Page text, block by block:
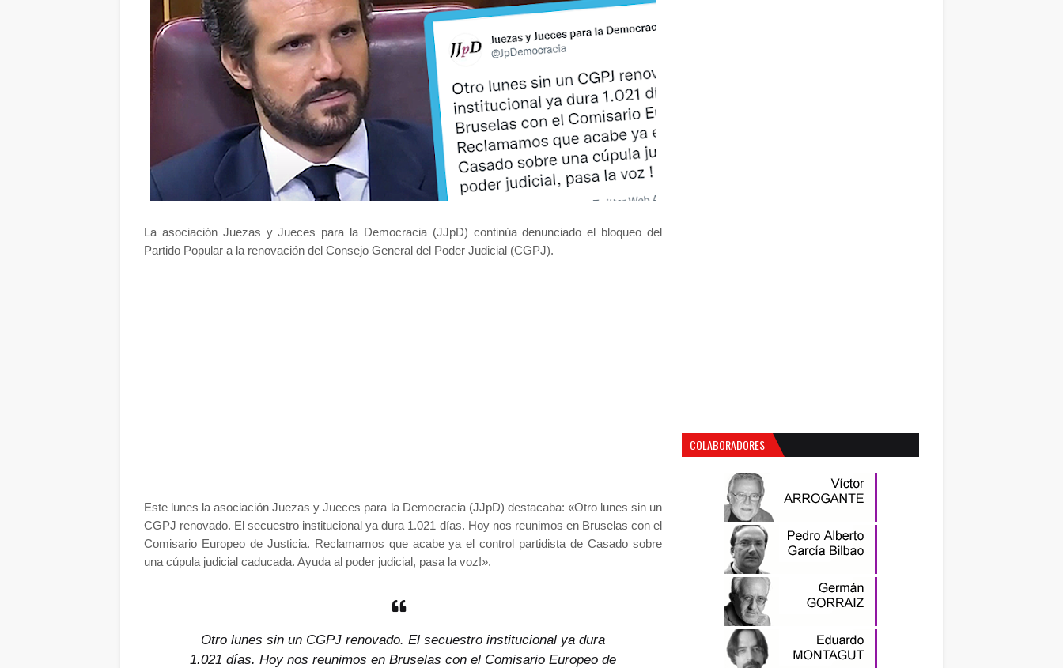
La asociación Juezas y Jueces para la Democracia (JJpD) continúa denunciado el bloqueo del
Partido Popular a la renovación del Consejo General del Poder Judicial (CGPJ).
Este lunes la asociación Juezas y Jueces para la Democracia (JJpD) destacaba: «Otro lunes sin un
CGPJ renovado. El secuestro institucional ya dura 1.021 días. Hoy nos reunimos en Bruselas con el
Comisario Europeo de Justicia. Reclamamos que acabe ya el control partidista de Casado sobre
una cúpula judicial caducada. Ayuda al poder judicial, pasa la voz!».
Otro lunes sin un CGPJ renovado. El secuestro institucional ya dura
1.021 días. Hoy nos reunimos en Bruselas con el Comisario Europeo de
COLABORADORES